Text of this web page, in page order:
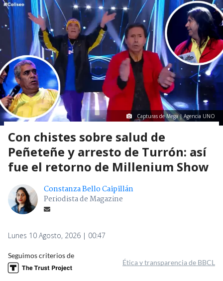
Capturas de Mega | Agencia UNO
Con chistes sobre salud de
Peñeteñe y arresto de Turrón: así
fue el retorno de Millenium Show
Constanza Bello Caipillán
Periodista de Magazine
Lunes 10 Agosto, 2026 | 00:47
Seguimos criterios de
Ética y transparencia de BBCL